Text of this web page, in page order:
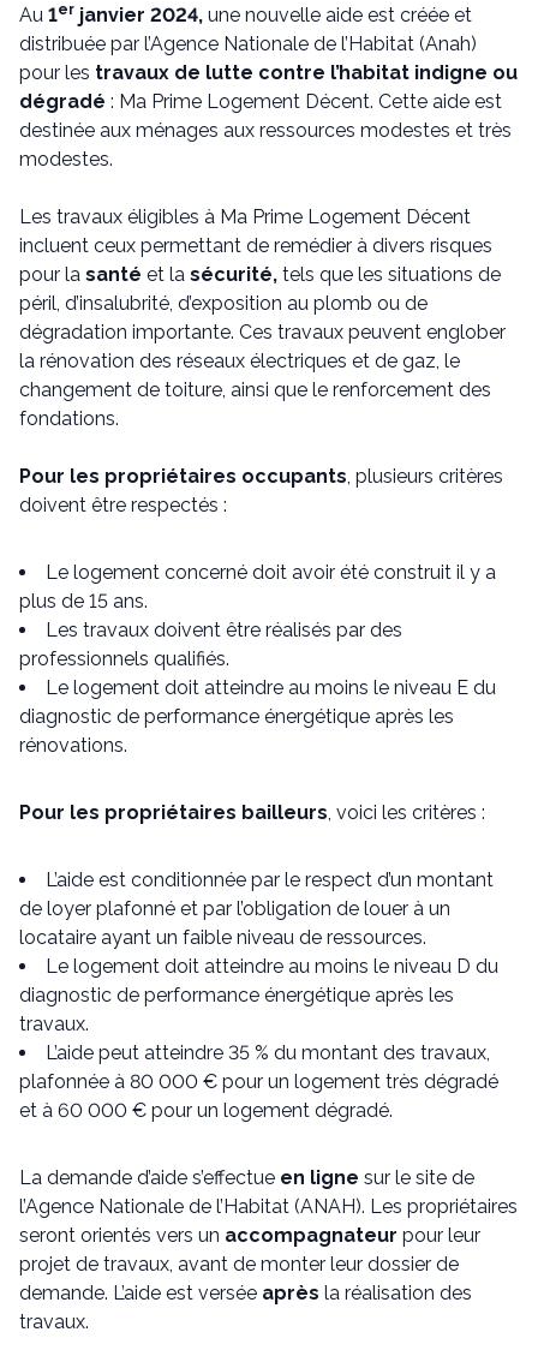
Au 1er janvier 2024, une nouvelle aide est créée et
distribuée par l’Agence Nationale de l’Habitat (Anah)
pour les travaux de lutte contre l’habitat indigne ou
dégradé : Ma Prime Logement Décent. Cette aide est
destinée aux ménages aux ressources modestes et très
modestes.
Les travaux éligibles à Ma Prime Logement Décent
incluent ceux permettant de remédier à divers risques
pour la santé et la sécurité, tels que les situations de
péril, d’insalubrité, d’exposition au plomb ou de
dégradation importante. Ces travaux peuvent englober
la rénovation des réseaux électriques et de gaz, le
changement de toiture, ainsi que le renforcement des
fondations.
Pour les propriétaires occupants, plusieurs critères
doivent être respectés :
Le logement concerné doit avoir été construit il y a
plus de 15 ans.
Les travaux doivent être réalisés par des
professionnels qualifiés.
Le logement doit atteindre au moins le niveau E du
diagnostic de performance énergétique après les
rénovations.
Pour les propriétaires bailleurs, voici les critères :
L’aide est conditionnée par le respect d’un montant
de loyer plafonné et par l’obligation de louer à un
locataire ayant un faible niveau de ressources.
Le logement doit atteindre au moins le niveau D du
diagnostic de performance énergétique après les
travaux.
L’aide peut atteindre 35 % du montant des travaux,
plafonnée à 80 000 € pour un logement très dégradé
et à 60 000 € pour un logement dégradé.
La demande d’aide s’effectue en ligne sur le site de
l’Agence Nationale de l’Habitat (ANAH). Les propriétaires
seront orientés vers un accompagnateur pour leur
projet de travaux, avant de monter leur dossier de
demande. L’aide est versée après la réalisation des
travaux.